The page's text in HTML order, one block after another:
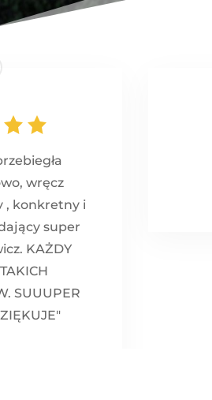
wręcz
, konkretny i
super
KAŻDY
SUUUPER